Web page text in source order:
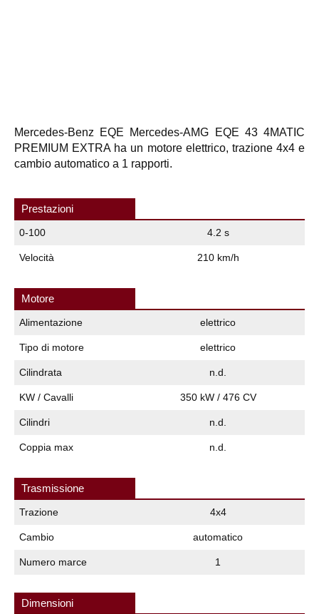
Mercedes-Benz EQE Mercedes-AMG EQE 43 4MATIC
PREMIUM EXTRA ha un motore elettrico, trazione 4x4 e
cambio automatico a 1 rapporti.
Prestazioni
0-100 4.2 s
Velocità 210 km/h
Motore
Alimentazione elettrico
Tipo di motore elettrico
Cilindrata n.d.
KW / Cavalli 350 kW / 476 CV
Cilindri n.d.
Coppia max n.d.
Trasmissione
Trazione 4x4
Cambio automatico
Numero marce 1
Dimensioni